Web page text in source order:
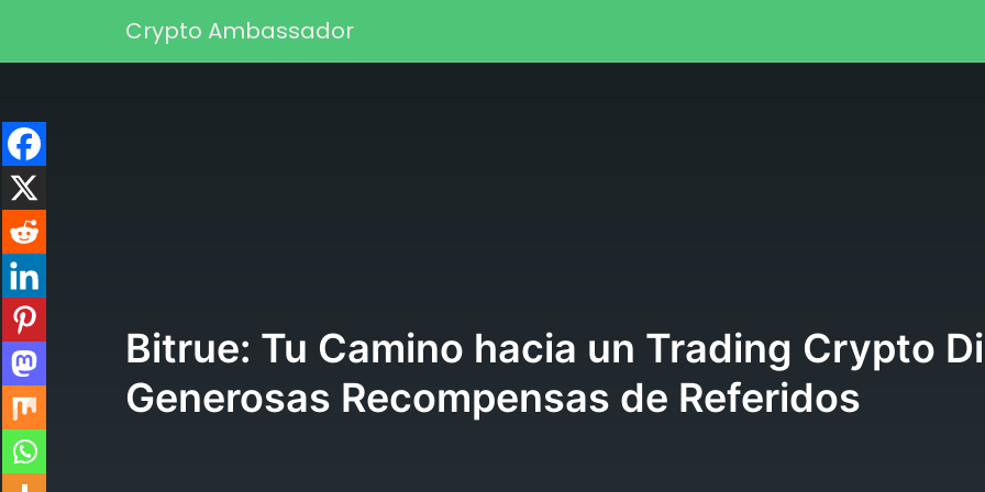
Navegación principal
Crypto Ambassador
Bitrue: Tu Camino hacia un Trading Crypto
Generosas Recompensas de Referidos